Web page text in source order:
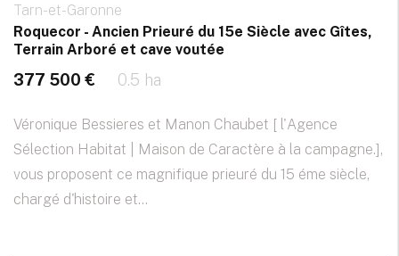
Tarn-et-Garonne
Roquecor - Ancien Prieuré du 15e Siècle avec Gîtes,
Terrain Arboré et cave voutée
377 500 € 0.5 ha
Véronique Bessieres et Manon Chaubet [ l'Agence
Sélection Habitat | Maison de Caractère à la campagne.],
vous proposent ce magnifique prieuré du 15 éme siècle,
chargé d'histoire et...